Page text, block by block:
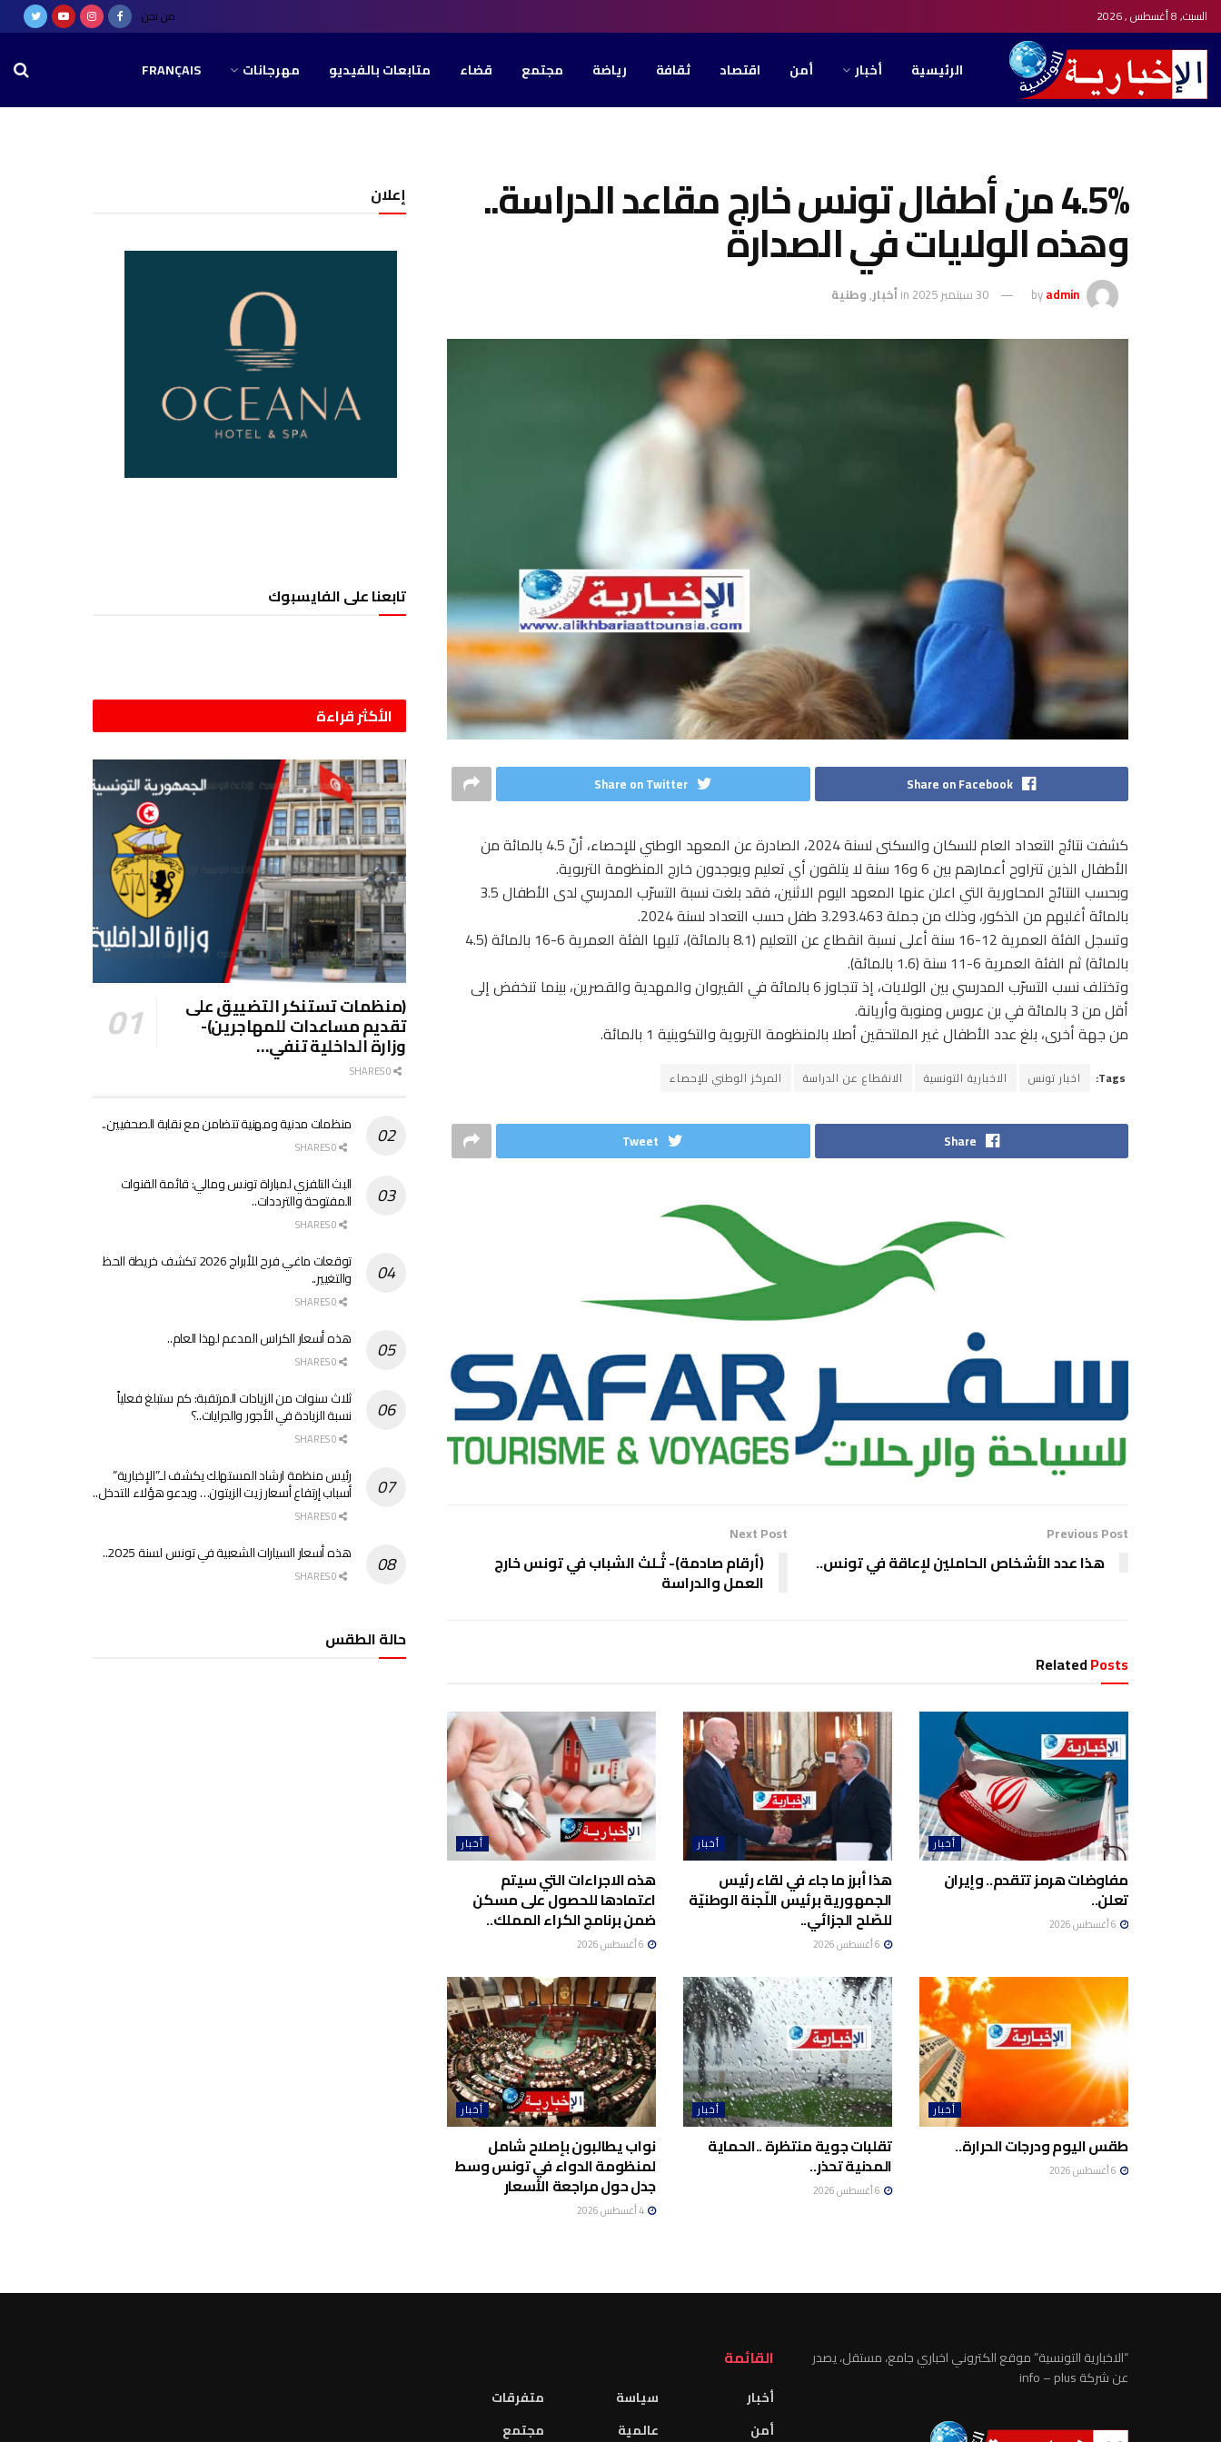
السبت, 8 أغسطس , 2026 من نحن
الرئيسية أخبار أمن اقتصاد ثقافة رياضة مجتمع قضاء متابعات بالفيديو مهرجانات FRANÇAIS
4.5% من أطفال تونس خارج مقاعد الدراسة..
وهذه الولايات في الصدارة
byadmin 30 سبتمبر 2025 inأخبار,وطنية
Share on Facebook
Share on Twitter
كشفت نتائج التعداد العام للسكان والسكنى لسنة 2024، الصادرة عن المعهد الوطني للإحصاء، أنّ 4.5 بالمائة من
الأطفال الذين تتراوح أعمارهم بين 6 و16 سنة لا يتلقون أي تعليم ويوجدون خارج المنظومة التربوية.
وبحسب النتائج المحاورية التي اعلن عنها المعهد اليوم الاثنين، فقد بلغت نسبة التسرّب المدرسي لدى الأطفال 3.5
بالمائة أغلبهم من الذكور، وذلك من جملة 3.293.463 طفل حسب التعداد لسنة 2024.
وتسجل الفئة العمرية 12-16 سنة أعلى نسبة انقطاع عن التعليم (8.1 بالمائة)، تليها الفئة العمرية 6-16 بالمائة (4.5
بالمائة) ثم الفئة العمرية 6-11 سنة (1.6 بالمائة).
وتختلف نسب التسرّب المدرسي بين الولايات، إذ تتجاوز 6 بالمائة في القيروان والمهدية والقصرين، بينما تنخفض إلى
أقل من 3 بالمائة في بن عروس ومنوبة وأريانة.
من جهة أخرى، بلغ عدد الأطفال غير الملتحقين أصلا بالمنظومة التربوية والتكوينية 1 بالمائة.
Tags: اخبار تونس الاخبارية التونسية الانقطاع عن الدراسة المركز الوطني للإحصاء
Share
Tweet
Previous Post
هذا عدد الأشخاص الحاملين لإعاقة في تونس..
Next Post
(أرقام صادمة)- ثُـلث الشباب في تونس خارج
العمل والدراسة
RelatedPosts
أخبار
مفاوضات هرمز تتقدم.. وإيران
تعلن..
أخبار
هذا أبرز ما جاء في لقاء رئيس
الجمهورية برئيس اللّجنة الوطنيّة
للصّلح الجزائي..
أخبار
هذه الاجراءات التي سيتم
اعتمادها للحصول على مسكن
ضمن برنامج الكراء المملك..
أخبار
طقس اليوم ودرجات الحرارة..
أخبار
تقلبات جوية منتظرة ..الحماية
المدنية تحذر..
أخبار
نواب يطالبون بإصلاح شامل
لمنظومة الدواء في تونس وسط
جدل حول مراجعة الأسعار
إعلان
تابعنا على الفايسبوك
الأكثر قراءة
(منظمات تستنكر التضييق على
تقديم مساعدات للمهاجرين)-
وزارة الداخلية تنفي…
منظمات مدنية ومهنية تتضامن مع نقابة الصحفيين..
البث التلفزي لمباراة تونس ومالي: قائمة القنوات
المفتوحة والترددات..
توقعات ماغي فرح للأبراج 2026 تكشف خريطة الحظ
والتغيير..
هذه أسعار الكراس المدعم لهذا العام..
ثلاث سنوات من الزيادات المرتقبة: كم ستبلغ فعلياً
نسبة الزيادة في الأجور والجرايات..؟
رئيس منظمة ارشاد المستهلك يكشف لـ”الإخبارية”
أسباب إرتفاع أسعار زيت الزيتون… ويدعو هؤلاء للتدخل..
هذه أسعار السيارات الشعبية في تونس لسنة 2025..
حالة الطقس
“الاخبارية التونسية” موقع الكتروني اخباري جامع، مستقل، يصدر
عن شركة info – plus
القائمة
أخبار
أمن
سياسة
عالمية
متفرقات
مجتمع